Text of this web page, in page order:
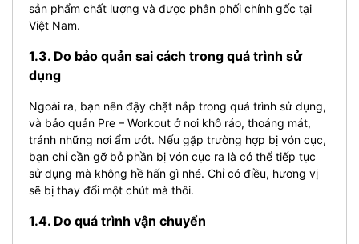
sản phẩm chất lượng và được phân phối chính gốc tại
Việt Nam.
1.3. Do bảo quản sai cách trong quá trình sử
dụng
Ngoài ra, bạn nên đậy chặt nắp trong quá trình sử dụng,
và bảo quản Pre – Workout ở nơi khô ráo, thoáng mát,
tránh những nơi ẩm ướt. Nếu gặp trường hợp bị vón cục,
bạn chỉ cần gỡ bỏ phần bị vón cục ra là có thể tiếp tục
sử dụng mà không hề hấn gì nhé. Chỉ có điều, hương vị
sẽ bị thay đổi một chút mà thôi.
1.4. Do quá trình vận chuyển